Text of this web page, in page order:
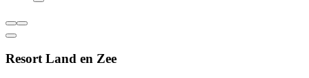
Resort Land en Zee